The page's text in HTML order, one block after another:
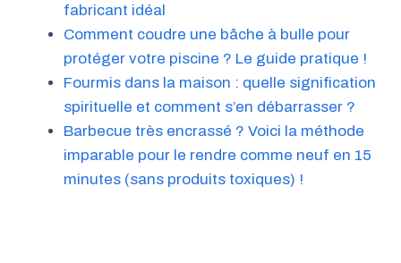
fabricant idéal
Comment coudre une bâche à bulle pour
protéger votre piscine ? Le guide pratique !
Fourmis dans la maison : quelle signification
spirituelle et comment s’en débarrasser ?
Barbecue très encrassé ? Voici la méthode
imparable pour le rendre comme neuf en 15
minutes (sans produits toxiques) !